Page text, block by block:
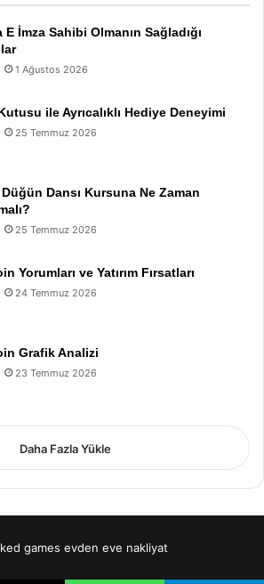
E İmza Sahibi Olmanın Sağladığı
1 Ağustos 2026
ile Ayrıcalıklı Hediye Deneyimi
25 Temmuz 2026
Dansı Kursuna Ne Zaman
25 Temmuz 2026
Yorumları ve Yatırım Fırsatları
24 Temmuz 2026
Grafik Analizi
23 Temmuz 2026
Daha Fazla Yükle
games evden eve nakliyat